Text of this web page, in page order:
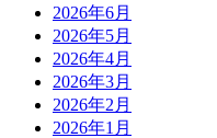
2026年6月
2026年5月
2026年4月
2026年3月
2026年2月
2026年1月